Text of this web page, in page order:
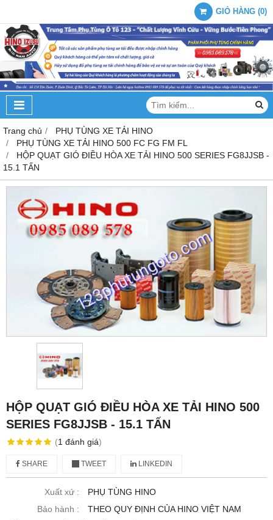
GIỎ HÀNG (0)
Trang chủ
PHỤ TÙNG XE TẢI HINO
PHỤ TÙNG XE TẢI HINO 500 FC FG FM FL
HỘP QUẠT GIÓ ĐIỀU HÒA XE TẢI HINO 500 SERIES FG8JJSB -
15.1 TẤN
HỘP QUẠT GIÓ ĐIỀU HÒA XE TẢI HINO 500
SERIES FG8JJSB - 15.1 TẤN
(1 đánh giá)
SHARE TWEET LINKEDIN
Xuất xứ :
PHỤ TÙNG HINO
Bảo hành :
THEO QUY ĐỊNH CỦA HINO VIỆT NAM